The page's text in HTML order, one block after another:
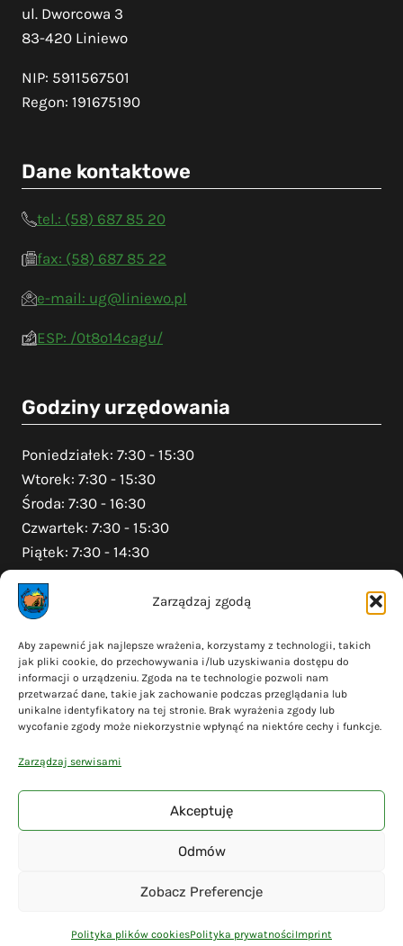
Zarządzaj zgodą
Aby zapewnić jak najlepsze wrażenia, korzystamy z technologii, takich
jak pliki cookie, do przechowywania i/lub uzyskiwania dostępu do
informacji o urządzeniu. Zgoda na te technologie pozwoli nam
przetwarzać dane, takie jak zachowanie podczas przeglądania lub
unikalne identyfikatory na tej stronie. Brak wyrażenia zgody lub
wycofanie zgody może niekorzystnie wpłynąć na niektóre cechy i funkcje.
Zarządzaj serwisami
Akceptuję
Odmów
Zobacz Preferencje
Polityka plików cookiesPolityka prywatnościImprint
ul. Dworcowa 3
83-420 Liniewo
NIP: 5911567501
Regon: 191675190
Dane kontaktowe
tel.: (58) 687 85 20
fax: (58) 687 85 22
e-mail: ug@liniewo.pl
ESP: /0t8o14cagu/
Godziny urzędowania
Poniedziałek: 7:30 - 15:30
Wtorek: 7:30 - 15:30
Środa: 7:30 - 16:30
Czwartek: 7:30 - 15:30
Piątek: 7:30 - 14:30
Na skróty
Polityka prywatności
Polityka plików cookies (EU)
Deklaracja dostępności
Mapa serwisu